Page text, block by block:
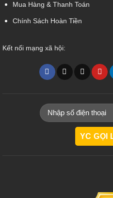
Mua Hàng & Thanh Toán
Chính Sách Hoàn Tiền
Kết nối mạng xã hội: